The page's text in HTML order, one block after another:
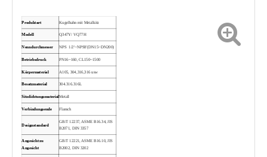
Produktart Kugelhahn mit Metallsitz
Modell Q347Y/ VQ77H
Nenndurchmesser NPS 1/2'~NPS8'(DN15~DN200)
Betriebsdruck PN16~160, CL150~1500
Körpermaterial A105, 304,316,316 usw
Besatzmaterial 304.316.316L
Sitzdichtungsmaterial Metall
Verbindungsende Flansch
Designstandard
GB/T 12237, ASME B16.34, JIS
B2071, DIN 3357
Angesicht zu
Angesicht
GB/T 12221, ASME B16.10, JIS
B2002, DIN 3202